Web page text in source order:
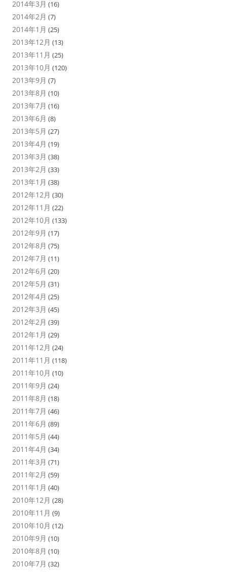
2014年3月 (16)
2014年2月 (7)
2014年1月 (25)
2013年12月 (13)
2013年11月 (25)
2013年10月 (120)
2013年9月 (7)
2013年8月 (10)
2013年7月 (16)
2013年6月 (8)
2013年5月 (27)
2013年4月 (19)
2013年3月 (38)
2013年2月 (33)
2013年1月 (38)
2012年12月 (30)
2012年11月 (22)
2012年10月 (133)
2012年9月 (17)
2012年8月 (75)
2012年7月 (11)
2012年6月 (20)
2012年5月 (31)
2012年4月 (25)
2012年3月 (45)
2012年2月 (39)
2012年1月 (29)
2011年12月 (24)
2011年11月 (118)
2011年10月 (10)
2011年9月 (24)
2011年8月 (18)
2011年7月 (46)
2011年6月 (89)
2011年5月 (44)
2011年4月 (34)
2011年3月 (71)
2011年2月 (59)
2011年1月 (40)
2010年12月 (28)
2010年11月 (9)
2010年10月 (12)
2010年9月 (10)
2010年8月 (10)
2010年7月 (32)